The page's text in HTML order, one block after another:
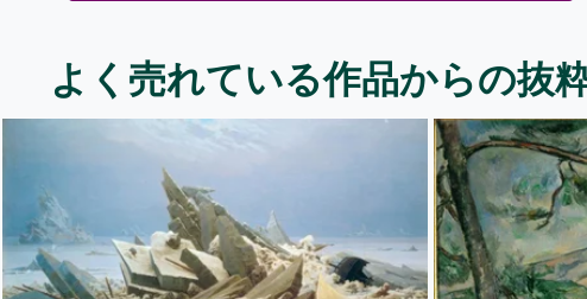
よく売れている作品からの抜